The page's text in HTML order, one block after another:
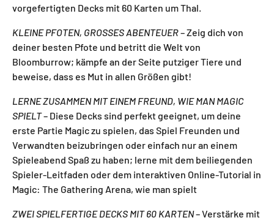
vorgefertigten Decks mit 60 Karten um Thal.
KLEINE PFOTEN, GROSSES ABENTEUER– Zeig dich von
deiner besten Pfote und betritt die Welt von
Bloomburrow; kämpfe an der Seite putziger Tiere und
beweise, dass es Mut in allen Größen gibt!
LERNE ZUSAMMEN MIT EINEM FREUND, WIE MAN MAGIC
SPIELT– Diese Decks sind perfekt geeignet, um deine
erste Partie Magic zu spielen, das Spiel Freunden und
Verwandten beizubringen oder einfach nur an einem
Spieleabend Spaß zu haben; lerne mit dem beiliegenden
Spieler-Leitfaden oder dem interaktiven Online-Tutorial in
Magic: The Gathering Arena, wie man spielt
ZWEI SPIELFERTIGE DECKS MIT 60 KARTEN– Verstärke mit